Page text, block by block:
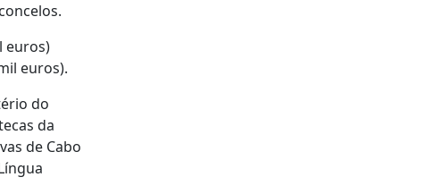
euros)
euros).
do
da
de Cabo